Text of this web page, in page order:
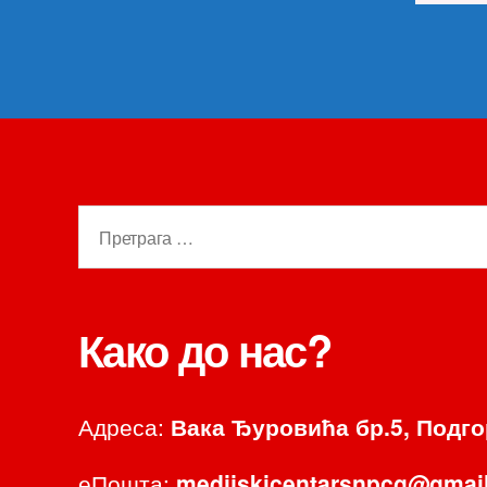
Како до нас?
Адреса: Вака Ђуровића бр.5,